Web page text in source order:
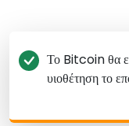
Το Bitcoin θα
υιοθέτηση το